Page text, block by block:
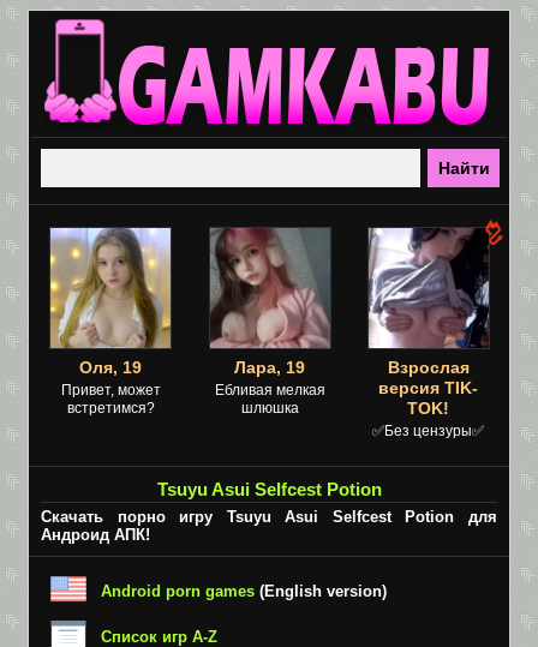
Оля, 19
Привет, может
встретимся?
Лара, 19
Ебливая мелкая
шлюшка
Взрослая
версия TIK-
TOK!
✅Без цензуры✅
Tsuyu Asui Selfcest Potion
Скачать порно игру Tsuyu Asui Selfcest Potion для
Андроид АПК!
Android porn games (English version)
Список игр A-Z